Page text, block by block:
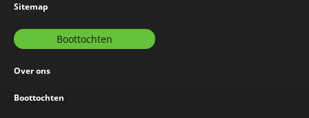
Sitemap
Boottochten
Over ons
Boottochten